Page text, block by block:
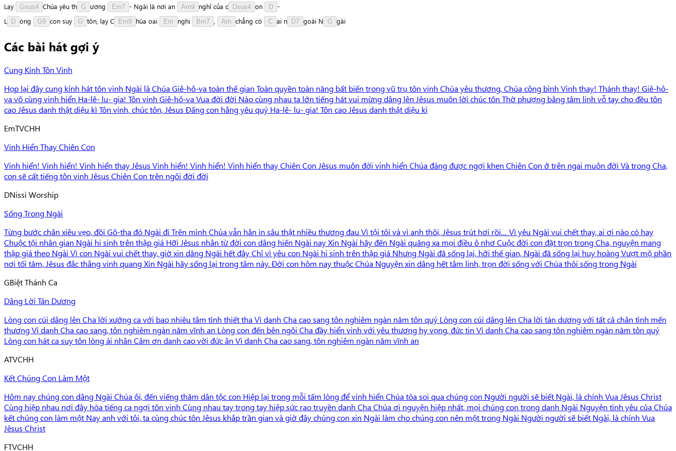
Lạy Gsus4 Chúa yêu th G ương Em7 - Ngài là nơi an Am9 nghỉ của c Dsus4 on D -
L
D òng G9 con suy G tôn lạy C Em9 húa oai Em nghi Bm7 Am chẳng có C ai n D7 goài N G gài
Các bài hát gợi ý
Cung Kính Tôn Vinh
Họp lại đây cung kính hát tôn vinh Ngài là Chúa Giê-hô-va toàn thế gian Toàn quyền toàn năng bất biến trong vũ trụ tôn vinh Chúa yêu thương, Chúa công bình Vinh thay! Thánh thay! Giê-hô-
va vô cùng vinh hiển Ha-lê- lu- gia! Tôn vinh Giê-hô-va Vua đời đời Nào cùng nhau ta lớn tiếng hát vui mừng dâng lên Jêsus muôn lời chúc tôn Thờ phượng bằng tâm linh vỗ tay cho đều tôn
cao Jêsus danh thật diệu kì Tôn vinh, chúc tôn, Jêsus Đấng con hằng yêu quý Ha-lê- lu- gia! Tôn cao Jêsus danh thật diệu kì
EmTVCHH
Vinh Hiển Thay Chiên Con
Vinh hiển! Vinh hiển! Vinh hiển thay Jêsus Vinh hiển! Vinh hiển! Vinh hiển thay Chiên Con Jêsus muôn đời vinh hiển Chúa đáng được ngợi khen Chiên Con ở trên ngai muôn đời Và trong Cha,
con sẽ cất tiếng tôn vinh Jêsus Chiên Con trên ngôi đời đời
DNissi Worship
Sống Trong Ngài
Từng bước chân xiêu vẹo, đồi Gô-tha đó Ngài đi Trên mình Chúa vẫn hằn in sâu thật nhiều thương đau Vì tội tôi và vì anh thôi, Jêsus trút hơi rồi… Vì yêu Ngài vui chết thay, ai ơi nào có hay
Chuộc tội nhân gian Ngài hi sinh trên thập giá Hỡi Jêsus nhân từ đời con dâng hiến Ngài nay Xin Ngài hãy đến Ngài quăng xa mọi điều ô nhơ Cuộc đời con đặt trọn trong Cha, nguyện mang
thập giá theo Ngài Vì con Ngài vui chết thay, giờ xin dâng Ngài hết đây Chỉ vì yêu con Ngài hi sinh trên thập giá Nhưng Ngài đã sống lại, hỡi thế gian, Ngài đã sống lại huy hoàng Vượt mộ phần
nơi tối tăm, Jêsus đắc thắng vinh quang Xin Ngài hãy sống lại trong tâm này. Đời con hôm nay thuộc Chúa Nguyện xin dâng hết tâm linh, trọn đời sống với Chúa thôi sống trong Ngài
GBiệt Thánh Ca
Dâng Lời Tán Dương
Lòng con cúi dâng lên Cha lời xướng ca với bao nhiêu tâm tình thiết tha Vì danh Cha cao sang tôn nghiêm ngàn năm tôn quý Lòng con cúi dâng lên Cha lời tán dương với tất cả chân tình mến
thương Vì danh Cha cao sang, tôn nghiêm ngàn năm vĩnh an Lòng con đến bên ngôi Cha đầy hiển vinh với yêu thương hy vọng, đức tin Vì danh Cha cao sang tôn nghiêm ngàn năm tôn quý
Lòng con hát ca suy tôn lòng ái nhân Cảm ơn danh cao vời đức ân Vì danh Cha cao sang, tôn nghiêm ngàn năm vĩnh an
ATVCHH
Kết Chúng Con Làm Một
Hôm nay chúng con dâng Ngài Chúa ôi, đến viếng thăm dân tộc con Hiệp lại trong mỗi tấm lòng để vinh hiển Chúa tỏa soi qua chúng con Người người sẽ biết Ngài, là chính Vua Jêsus Christ
Cùng hiệp nhau nơi đây hòa tiếng ca ngợi tôn vinh Cùng nhau tay trong tay hiệp sức rao truyền danh Cha Chúa ơi nguyện hiệp nhất, mọi chúng con trong danh Ngài Nguyện tình yêu của Chúa
kết chúng con làm một Nay anh với tôi, ta cùng chúc tôn Jêsus khắp trần gian và giờ đây chúng con xin Ngài làm cho chúng con nên một trong Ngài Người người sẽ biết Ngài, là chính Vua
Jêsus Christ
FTVCHH